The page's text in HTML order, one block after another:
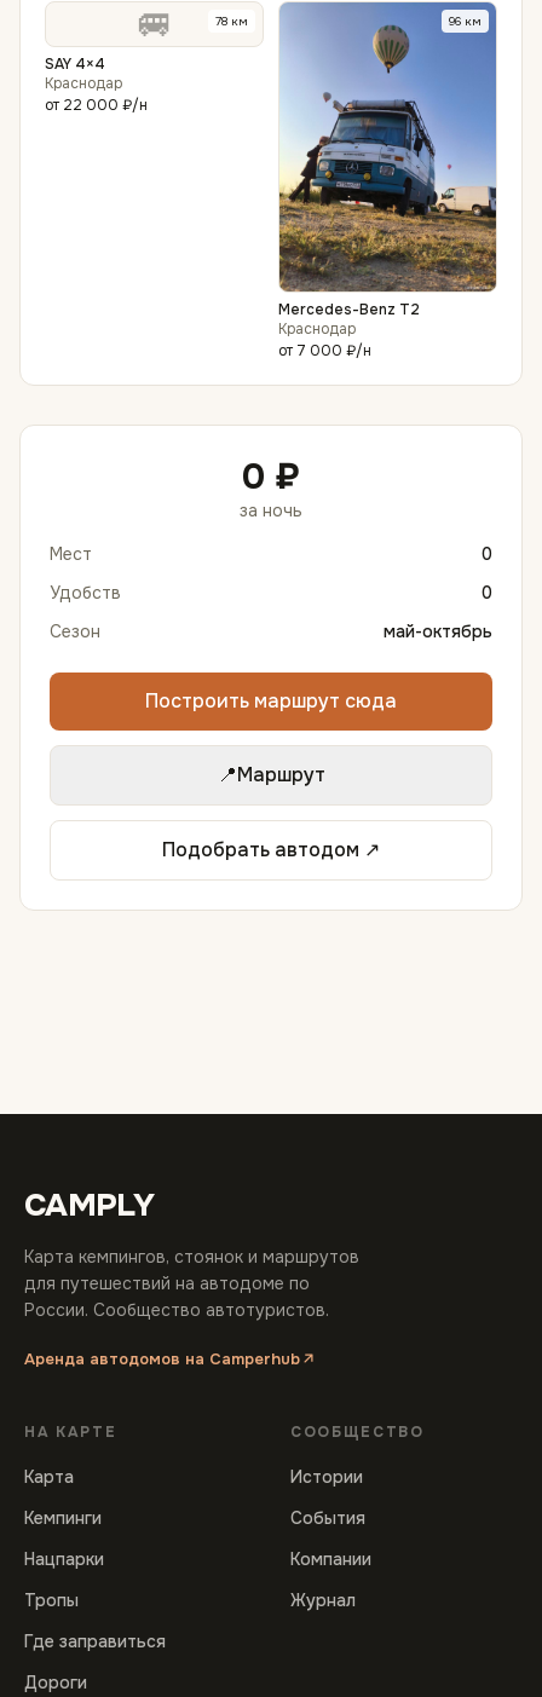
🚐 78 км
SAY 4×4
Краснодар
от 22 000 ₽/н
96 км
Mercedes-Benz T2
Краснодар
от 7 000 ₽/н
0 ₽
за ночь
Мест
0
Удобств
0
Сезон
май-октябрь
Построить маршрут сюда
📍Маршрут
Подобрать автодом ↗
CAMPLY
Карта кемпингов, стоянок и маршрутов
для путешествий на автодоме по
России. Сообщество автотуристов.
Аренда автодомов на Camperhub
НА КАРТЕ
Карта
Кемпинги
Нацпарки
Тропы
Где заправиться
Дороги
СООБЩЕСТВО
Истории
События
Компании
Журнал